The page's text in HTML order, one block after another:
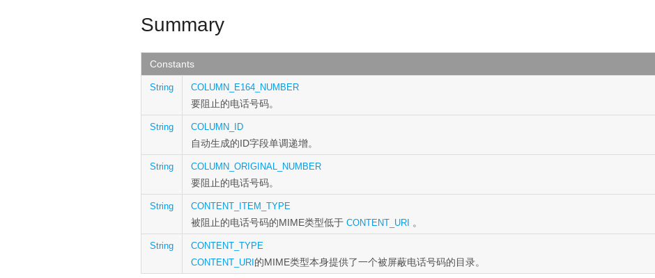
Summary
Constants
String COLUMN_E164_NUMBER
要阻止的电话号码。
String COLUMN_ID
自动生成的ID字段单调递增。
String COLUMN_ORIGINAL_NUMBER
要阻止的电话号码。
String CONTENT_ITEM_TYPE
被阻止的电话号码的MIME类型低于 CONTENT_URI 。
String
CONTENT_TYPE
CONTENT_URI 的MIME类型本身提供了一个被屏蔽电话号码的目录。